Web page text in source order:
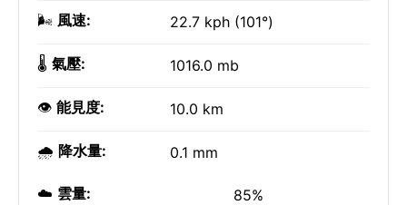
🌬️ 風速: 22.7 kph (101°)
🌡️ 氣壓: 1016.0 mb
👁️ 能見度: 10.0 km
🌧️ 降水量: 0.1 mm
☁️ 雲量: 85%